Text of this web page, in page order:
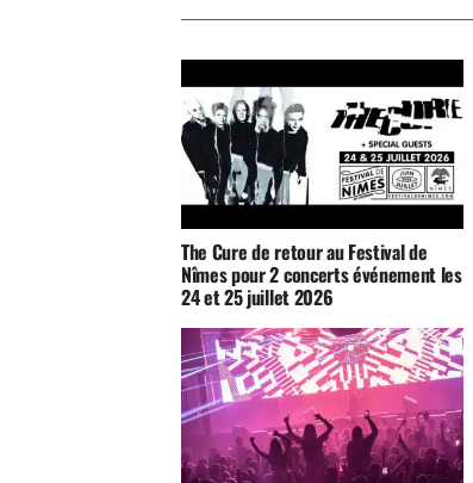
The Cure de retour au Festival de
Nîmes pour 2 concerts événement les
24 et 25 juillet 2026